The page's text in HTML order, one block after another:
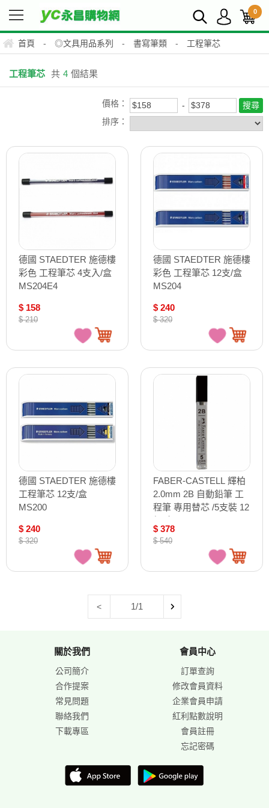
0
首頁 - ◎文具用品系列 - 書寫筆類 - 工程筆芯
工程筆芯 共 4 個結果
價格：
排序：
德國 STAEDTER 施德樓
彩色 工程筆芯 4支入/盒
MS204E4
$ 158
$ 210
德國 STAEDTER 施德樓
彩色 工程筆芯 12支/盒
MS204
$ 240
$ 320
德國 STAEDTER 施德樓
工程筆芯 12支/盒
MS200
$ 240
$ 320
FABER-CASTELL 輝柏
2.0mm 2B 自動鉛筆 工
程筆 專用替芯 /5支裝 12
$ 378
$ 540
< 1/1
關於我們
公司簡介
合作提案
常見問題
聯絡我們
下載專區
會員中心
訂單查詢
修改會員資料
企業會員申請
紅利點數說明
會員註冊
忘記密碼